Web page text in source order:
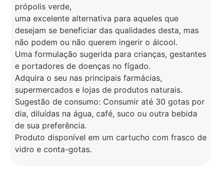
própolis verde,
uma excelente alternativa para aqueles que
desejam se beneficiar das qualidades desta, mas
não podem ou não querem ingerir o álcool.
Uma formulação sugerida para crianças, gestantes
e portadores de doenças no fígado.
Adquira o seu nas principais farmácias,
supermercados e lojas de produtos naturais.
Sugestão de consumo: Consumir até 30 gotas por
dia, diluídas na água, café, suco ou outra bebida
de sua preferência.
Produto disponível em um cartucho com frasco de
vidro e conta-gotas.